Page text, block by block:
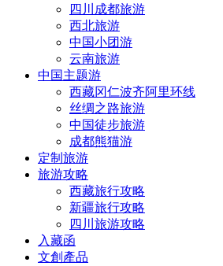
四川成都旅游
西北旅游
中国小团游
云南旅游
中国主题游
西藏冈仁波齐阿里环线
丝绸之路旅游
中国徒步旅游
成都熊猫游
定制旅游
旅游攻略
西藏旅行攻略
新疆旅行攻略
四川旅游攻略
入藏函
文創產品